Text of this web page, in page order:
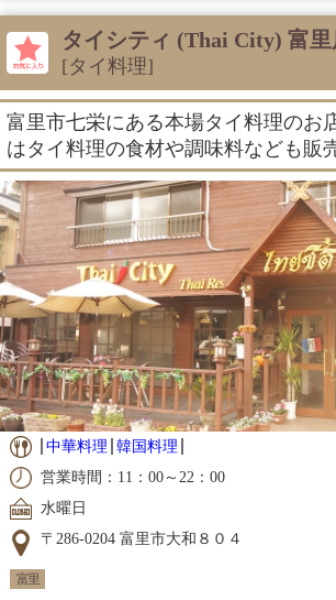
タイシティ (Thai City) 富里
[タイ料理]
富里市七栄にある本場タイ料理のお
はタイ料理の食材や調味料なども販
中華料理 韓国料理
営業時間：11：00～22：00
水曜日
〒286-0204 富里市大和８０４
富里